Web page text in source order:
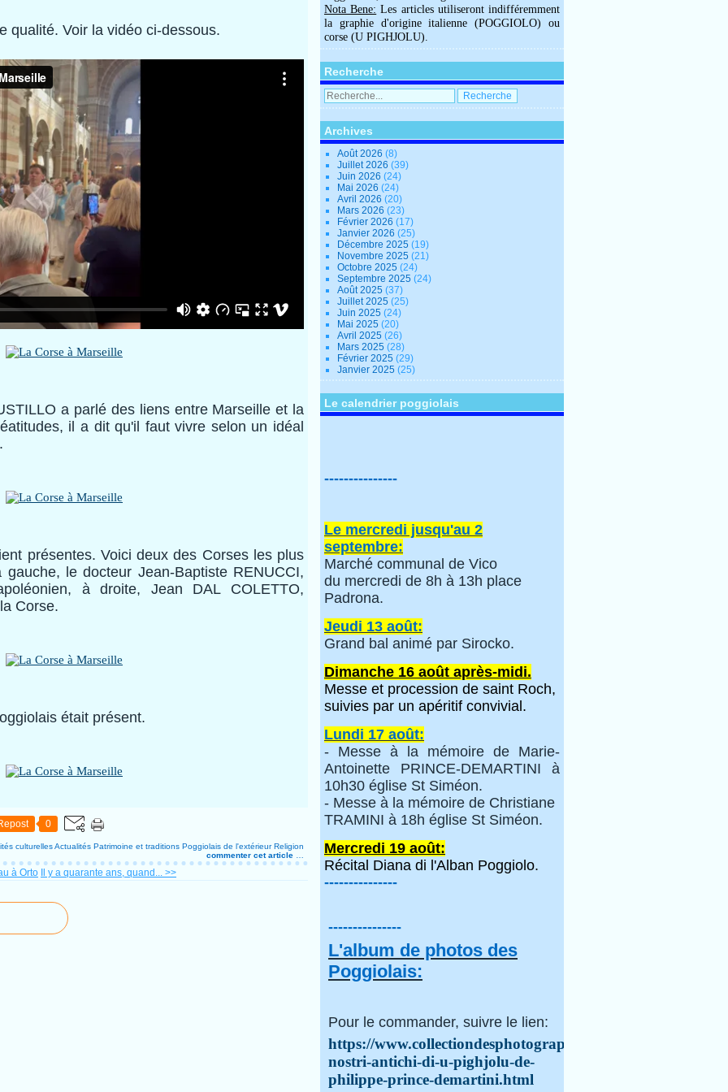
qualité. Voir la vidéo ci-dessous.
a parlé des liens entre Marseille et la
il a dit qu'il faut vivre selon un idéal
présentes. Voici deux des Corses les plus
le docteur Jean-Baptiste RENUCCI,
à droite, Jean DAL COLETTO,
Corse.
était présent.
0
culturellesActualités Patrimoine et traditions Poggiolais de l'extérieur Religion
commenter cet article
à Orto Il y a quarante ans, quand... >>
Nota Bene: Les articles utiliseront indifféremment
la graphie d'origine italienne (POGGIOLO) ou
corse (U PIGHJOLU).
Recherche
Archives
Août 2026 (8)
Juillet 2026 (39)
Juin 2026 (24)
Mai 2026 (24)
Avril 2026 (20)
Mars 2026 (23)
Février 2026 (17)
Janvier 2026 (25)
Décembre 2025 (19)
Novembre 2025 (21)
Octobre 2025 (24)
Septembre 2025 (24)
Août 2025 (37)
Juillet 2025 (25)
Juin 2025 (24)
Mai 2025 (20)
Avril 2025 (26)
Mars 2025 (28)
Février 2025 (29)
Janvier 2025 (25)
Le calendrier poggiolais
---------------
Le mercredi jusqu'au 2
septembre:
Marché communal de Vico
du mercredi de 8h à 13h place
Padrona.
Jeudi 13 août:
Grand bal animé par Sirocko.
Dimanche 16 août après-midi.
Messe et procession de saint Roch,
suivies par un apéritif convivial.
Lundi 17 août:
- Messe à la mémoire de Marie-
Antoinette PRINCE-DEMARTINI à
10h30 église St Siméon.
- Messe à la mémoire de Christiane
TRAMINI à 18h église St Siméon.
Mercredi 19 août:
Récital Diana di l'Alban Poggiolo.
---------------
---------------
L'album de photos des
Poggiolais:
Pour le commander, suivre le lien:
https://www.collectiondesphotographes.com/i-
nostri-antichi-di-u-pighjolu-de-
philippe-prince-demartini.html